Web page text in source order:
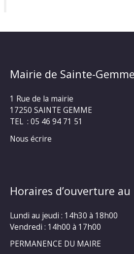
Mairie de Sainte-Gemme
1 Rue de la mairie
17250 SAINTE GEMME
TEL : 05 46 94 71 51
Nous écrire
Horaires d’ouverture
Lundi au jeudi : 14h30 à 18h00
Vendredi : 14h00 à 17h00
PERMANENCE DU MAIRE